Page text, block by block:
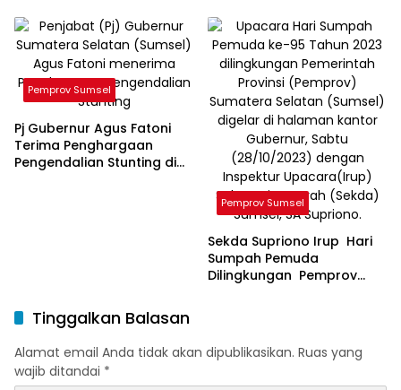
Pemprov Sumsel
Pj Gubernur Agus Fatoni
Terima Penghargaan
Pengendalian Stunting di
Pemprov Sumsel
Sekda Supriono Irup Hari
Sumpah Pemuda
Dilingkungan Pemprov
Tinggalkan Balasan
Alamat email Anda tidak akan dipublikasikan. Ruas yang
wajib ditandai *